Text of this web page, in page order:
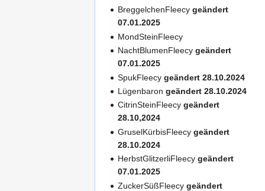
BreggelchenFleecygeändert
07.01.2025
MondSteinFleecy
NachtBlumenFleecygeändert
07.01.2025
SpukFleecygeändert 28.10.2024
Lügenbarongeändert 28.10.2024
CitrinSteinFleecygeändert
28.10,2024
GruselKürbisFleecygeändert
28.10.2024
HerbstGlitzerliFleecygeändert
07.01.2025
ZuckerSüßFleecygeändert